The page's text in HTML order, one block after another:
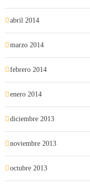
abril 2014
marzo 2014
febrero 2014
enero 2014
diciembre 2013
noviembre 2013
octubre 2013